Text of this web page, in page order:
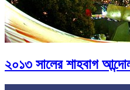
২০১৩ সালের শাহবাগ